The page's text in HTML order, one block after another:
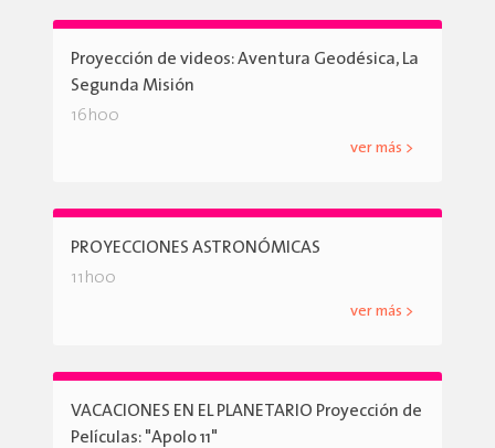
Proyección de videos: Aventura Geodésica, La
Segunda Misión
16h00
ver más >
PROYECCIONES ASTRONÓMICAS
11h00
ver más >
VACACIONES EN EL PLANETARIO Proyección de
Películas: "Apolo 11"